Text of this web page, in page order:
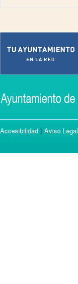
TU AYUNTAMIENTO
EN LA RED
Accesibilidad | Aviso Legal